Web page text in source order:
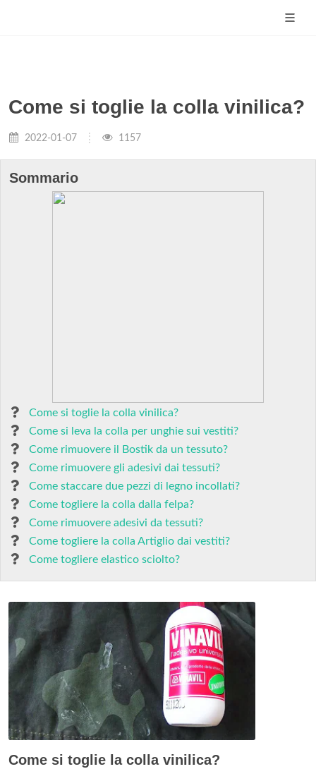
Come si toglie la colla vinilica?
2022-01-07 1157
Sommario
Come si toglie la colla vinilica?
Come si leva la colla per unghie sui vestiti?
Come rimuovere il Bostik da un tessuto?
Come rimuovere gli adesivi dai tessuti?
Come staccare due pezzi di legno incollati?
Come togliere la colla dalla felpa?
Come rimuovere adesivi da tessuti?
Come togliere la colla Artiglio dai vestiti?
Come togliere elastico sciolto?
Come si toglie la colla vinilica?